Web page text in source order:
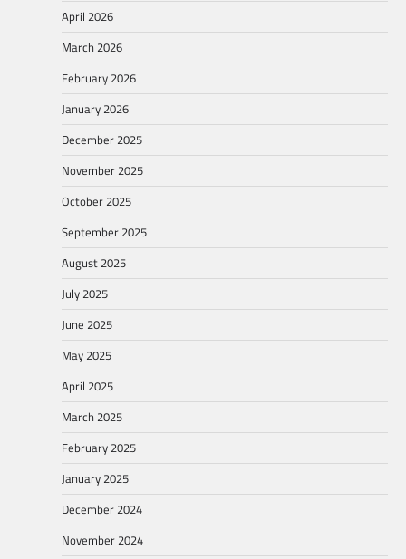
April 2026
March 2026
February 2026
January 2026
December 2025
November 2025
October 2025
September 2025
August 2025
July 2025
June 2025
May 2025
April 2025
March 2025
February 2025
January 2025
December 2024
November 2024